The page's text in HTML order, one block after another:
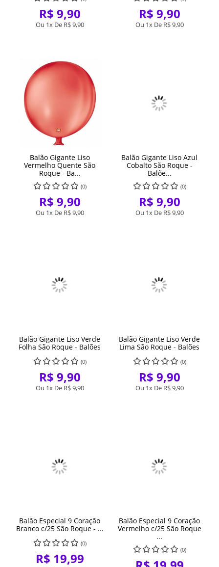
R$ 9,90
Ou 1x De R$ 9,90
R$ 9,90
Ou 1x De R$ 9,90
Balão Gigante Liso
Vermelho Quente São
Roque - Ba...
(0)
R$ 9,90
Ou 1x De R$ 9,90
Balão Gigante Liso Azul
Cobalto São Roque -
Balõe...
(0)
R$ 9,90
Ou 1x De R$ 9,90
Balão Gigante Liso Verde
Folha São Roque - Balões
(0)
R$ 9,90
Ou 1x De R$ 9,90
Balão Gigante Liso Verde
Lima São Roque - Balões
(0)
R$ 9,90
Ou 1x De R$ 9,90
Balão Especial 9 Coração
Branco c/25 São Roque - ...
(0)
R$ 19,99
Balão Especial 9 Coração
Vermelho c/25 São Roque
...
(0)